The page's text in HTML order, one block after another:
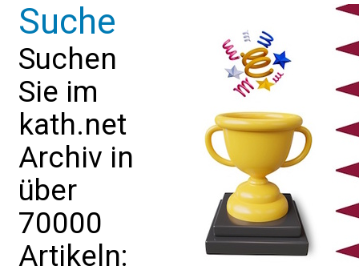
Suche
Suchen
Sie im
kath.net
Archiv in
über
70000
Artikeln: